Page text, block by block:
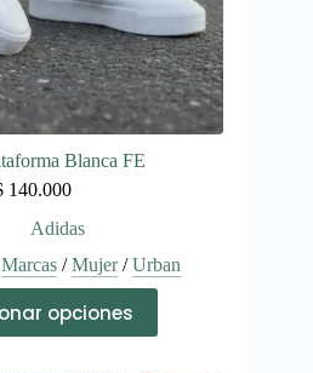
Blanca FE
140.000
Adidas
Marcas/Mujer/Urban
opciones
producto
tiene